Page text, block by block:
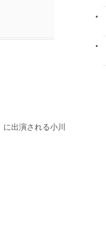
に出演される小川